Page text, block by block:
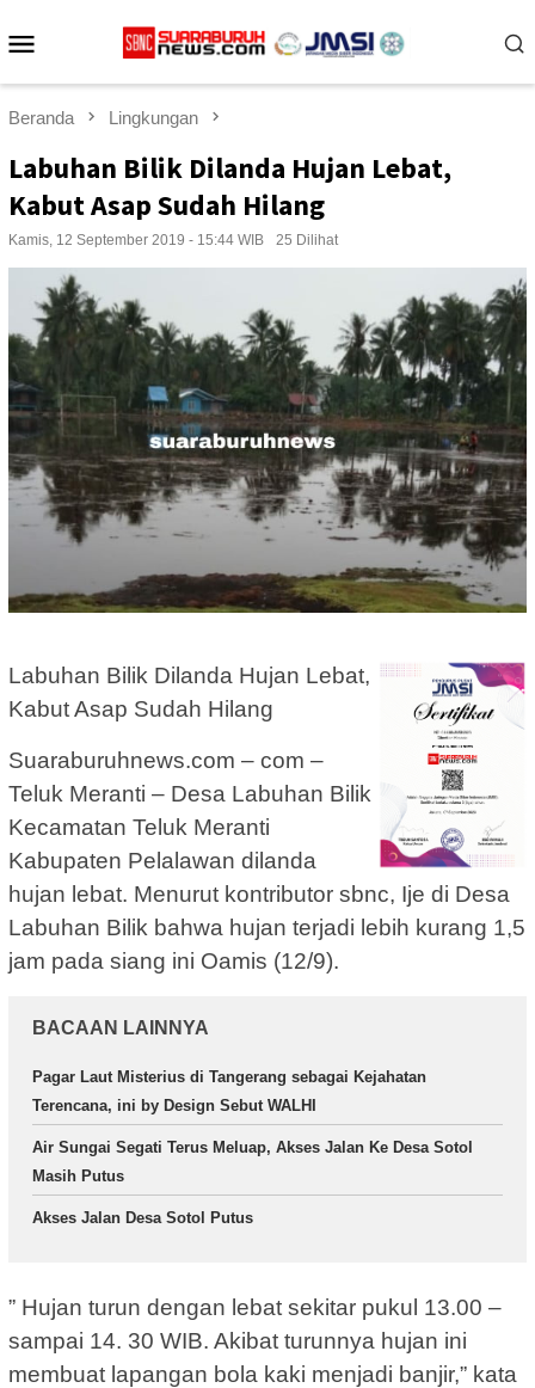
ke
Beranda Lingkungan
Labuhan Bilik Dilanda Hujan Lebat,
Kabut Asap Sudah Hilang
Kamis, 12 September 2019 - 15:44 WIB 25 Dilihat
Labuhan Bilik Dilanda Hujan Lebat,
Kabut Asap Sudah Hilang
Suaraburuhnews.com – com –
Teluk Meranti – Desa Labuhan Bilik
Kecamatan Teluk Meranti
Kabupaten Pelalawan dilanda
hujan lebat. Menurut kontributor sbnc, Ije di Desa
Labuhan Bilik bahwa hujan terjadi lebih kurang 1,5
jam pada siang ini Oamis (12/9).
BACAAN LAINNYA
Pagar Laut Misterius di Tangerang sebagai Kejahatan
Terencana, ini by Design Sebut WALHI
Air Sungai Segati Terus Meluap, Akses Jalan Ke Desa Sotol
Masih Putus
Akses Jalan Desa Sotol Putus
” Hujan turun dengan lebat sekitar pukul 13.00 –
sampai 14. 30 WIB. Akibat turunnya hujan ini
membuat lapangan bola kaki menjadi banjir,” kata